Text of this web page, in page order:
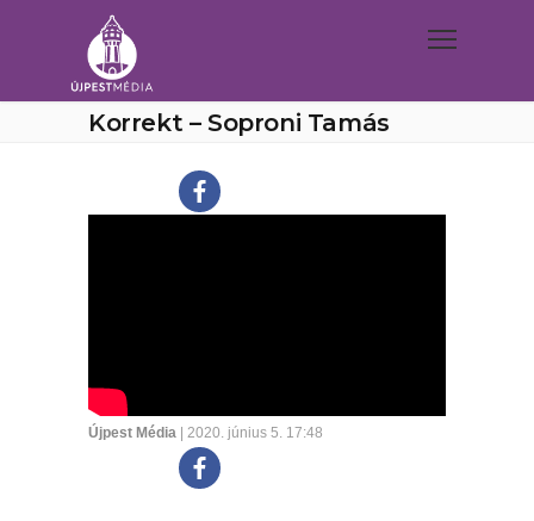
Korrekt – Soproni Tamás
Újpest Média | 2020. június 5. 17:48